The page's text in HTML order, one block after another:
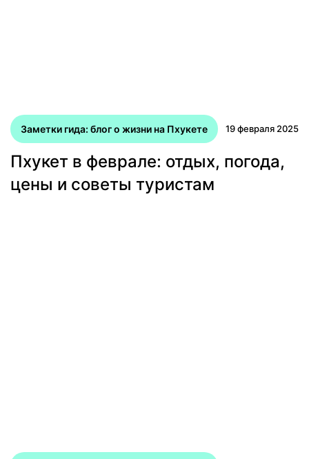
Заметки гида: блог о жизни на Пхукете 19 февраля 2025
Пхукет в феврале: отдых, погода,
цены и советы туристам